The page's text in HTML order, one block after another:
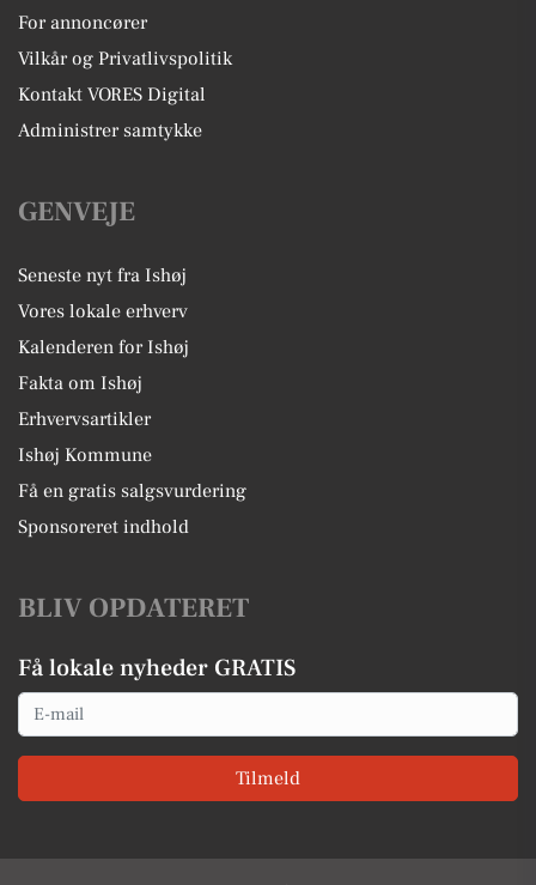
For annoncører
Vilkår og Privatlivspolitik
Kontakt VORES Digital
Administrer samtykke
GENVEJE
Seneste nyt fra Ishøj
Vores lokale erhverv
Kalenderen for Ishøj
Fakta om Ishøj
Erhvervsartikler
Ishøj Kommune
Få en gratis salgsvurdering
Sponsoreret indhold
BLIV OPDATERET
Få lokale nyheder GRATIS
Email
Tilmeld